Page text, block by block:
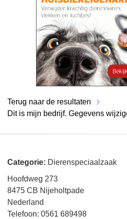
Terug naar de resultaten
Dit is mijn bedrijf. Gegevens
Categorie: Dierenspeciaalzaak
Hoofdweg 273
8475 CB Nijeholtpade
Nederland
Telefoon: 0561 689498